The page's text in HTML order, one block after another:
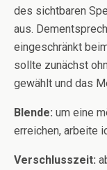
des sichtbaren
aus.
eingeschränkt
sollte zunächst
gewählt und das
Blende: um eine
erreichen, arbeite
Verschlusszeit: